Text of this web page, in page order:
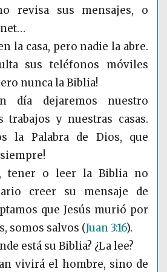
revisa sus mensajes, o
la casa, pero nadie la abre.
sus teléfonos móviles
nunca la Biblia!
día dejaremos nuestro
trabajos y nuestras casas.
la Palabra de Dios, que
tener o leer la Biblia no
creer su mensaje de
que Jesús murió por
somos salvos (Juan 3:16).
está su Biblia? ¿La lee?
vivirá el hombre, sino de